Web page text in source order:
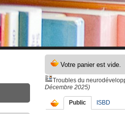
Troubles du
Décembre 2025)
Public ISBD